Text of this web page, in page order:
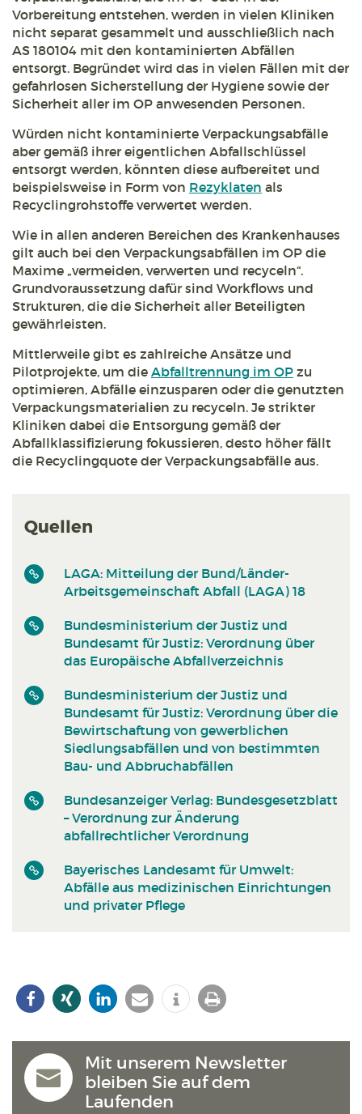
Vorbereitung entstehen, werden in vielen Kliniken
nicht separat gesammelt und ausschließlich nach
AS 180104 mit den kontaminierten Abfällen
entsorgt. Begründet wird das in vielen Fällen mit der
gefahrlosen Sicherstellung der Hygiene sowie der
Sicherheit aller im OP anwesenden Personen.
Würden nicht kontaminierte Verpackungsabfälle
aber gemäß ihrer eigentlichen Abfallschlüssel
entsorgt werden, könnten diese aufbereitet und
beispielsweise in Form von Rezyklaten als
Recyclingrohstoffe verwertet werden.
Wie in allen anderen Bereichen des Krankenhauses
gilt auch bei den Verpackungsabfällen im OP die
Maxime „vermeiden, verwerten und recyceln“.
Grundvoraussetzung dafür sind Workflows und
Strukturen, die die Sicherheit aller Beteiligten
gewährleisten.
Mittlerweile gibt es zahlreiche Ansätze und
Pilotprojekte, um die Abfalltrennung im OP zu
optimieren, Abfälle einzusparen oder die genutzten
Verpackungsmaterialien zu recyceln. Je strikter
Kliniken dabei die Entsorgung gemäß der
Abfallklassifizierung fokussieren, desto höher fällt
die Recyclingquote der Verpackungsabfälle aus.
Quellen
LAGA: Mitteilung der Bund/Länder-
Arbeitsgemeinschaft Abfall (LAGA) 18
Bundesministerium der Justiz und
Bundesamt für Justiz: Verordnung über
das Europäische Abfallverzeichnis
Bundesministerium der Justiz und
Bundesamt für Justiz: Verordnung über die
Bewirtschaftung von gewerblichen
Siedlungsabfällen und von bestimmten
Bau- und Abbruchabfällen
Bundesanzeiger Verlag: Bundesgesetzblatt
– Verordnung zur Änderung
abfallrechtlicher Verordnung
Bayerisches Landesamt für Umwelt:
Abfälle aus medizinischen Einrichtungen
und privater Pflege
Mit unserem Newsletter
bleiben Sie auf dem
Laufenden